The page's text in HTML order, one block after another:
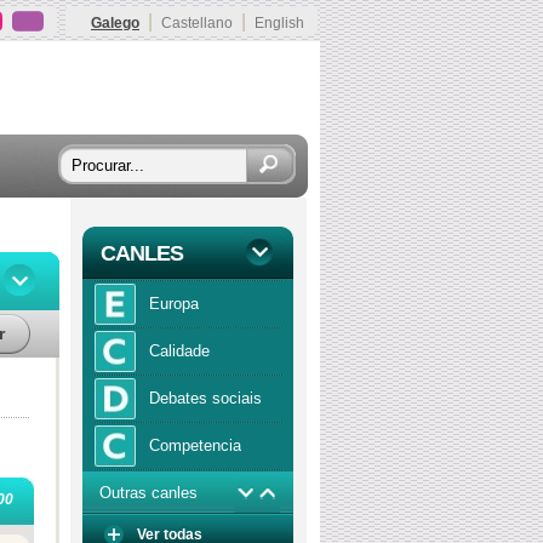
Galego Castellano English
CANLES
Europa
Calidade
Debates sociais
Competencia
Economía
Outras canles
Ver todas